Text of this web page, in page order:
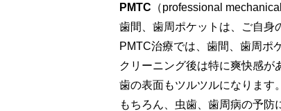
PMTC （professional
歯間、歯周ポケットは、ご自身
PMTC治療では、歯間、歯周ポ
クリーニング後は特に爽快感が
歯の表面もツルツルになります。
もちろん、虫歯、歯周病の予防